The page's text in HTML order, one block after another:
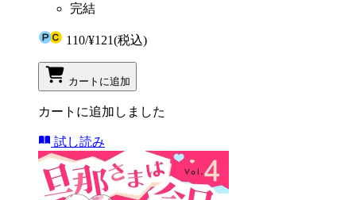
完結
110/¥121(税込)
カートに追加
カートに追加しました
試し読み